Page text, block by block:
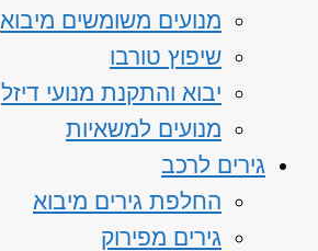
מנועים משומשים מיבוא
שיפוץ טורבו
יבוא והתקנת מנועי דיזל
מנועים למשאיות
גירים לרכב
החלפת גירים מיבוא
גירים מפירוק